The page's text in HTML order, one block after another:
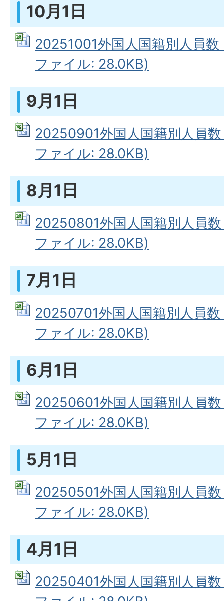
10月1日
20251001外国人国籍別人員
ファイル: 28.0KB)
9月1日
20250901外国人国籍別人員
ファイル: 28.0KB)
8月1日
20250801外国人国籍別人員
ファイル: 28.0KB)
7月1日
20250701外国人国籍別人員
ファイル: 28.0KB)
6月1日
20250601外国人国籍別人員
ファイル: 28.0KB)
5月1日
20250501外国人国籍別人員
ファイル: 28.0KB)
4月1日
20250401外国人国籍別人員